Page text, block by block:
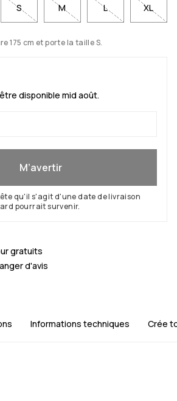
S M L XL
175 cm et porte la taille S.
disponible mid août.
M’avertir
qu'il s'agit d'une date de livraison
pourrait survenir.
gratuits
d'avis
Informations techniques Crée